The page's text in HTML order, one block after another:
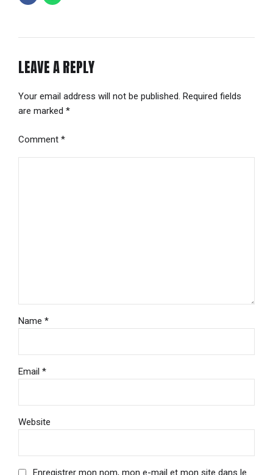
LEAVE A REPLY
Your email address will not be published. Required fields
are marked *
Comment *
Name *
Email *
Website
Enregistrer mon nom, mon e-mail et mon site dans le